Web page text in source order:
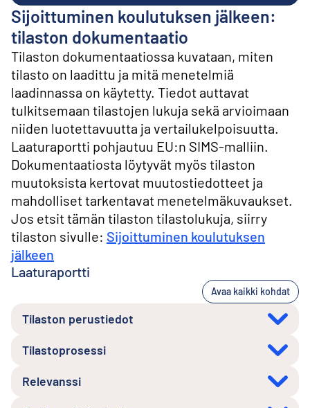
Sijoittuminen koulutuksen jälkeen:
tilaston dokumentaatio
Tilaston dokumentaatiossa kuvataan, miten
tilasto on laadittu ja mitä menetelmiä
laadinnassa on käytetty. Tiedot auttavat
tulkitsemaan tilastojen lukuja sekä arvioimaan
niiden luotettavuutta ja vertailukelpoisuutta.
Laaturaportti pohjautuu EU:n SIMS-malliin.
Dokumentaatiosta löytyvät myös tilaston
muutoksista kertovat muutostiedotteet ja
mahdolliset tarkentavat menetelmäkuvaukset.
Jos etsit tämän tilaston tilastolukuja, siirry
tilaston sivulle: Sijoittuminen koulutuksen
jälkeen
Laaturaportti
Avaa kaikki kohdat
Tilaston perustiedot
Tilastoprosessi
Relevanssi